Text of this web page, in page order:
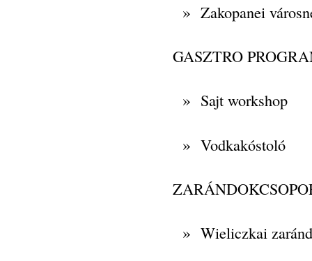
» Zakopanei
GASZTRO
» Sajt workshop
» Vodkakóstoló
» Wieliczkai